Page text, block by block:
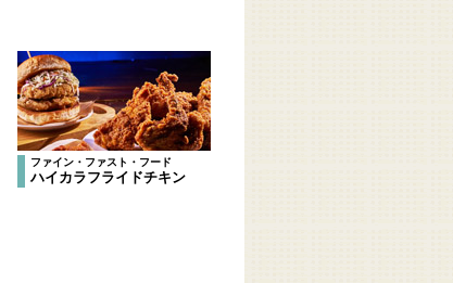
ファイン・ファスト・フード
ハイカラフライドチキン